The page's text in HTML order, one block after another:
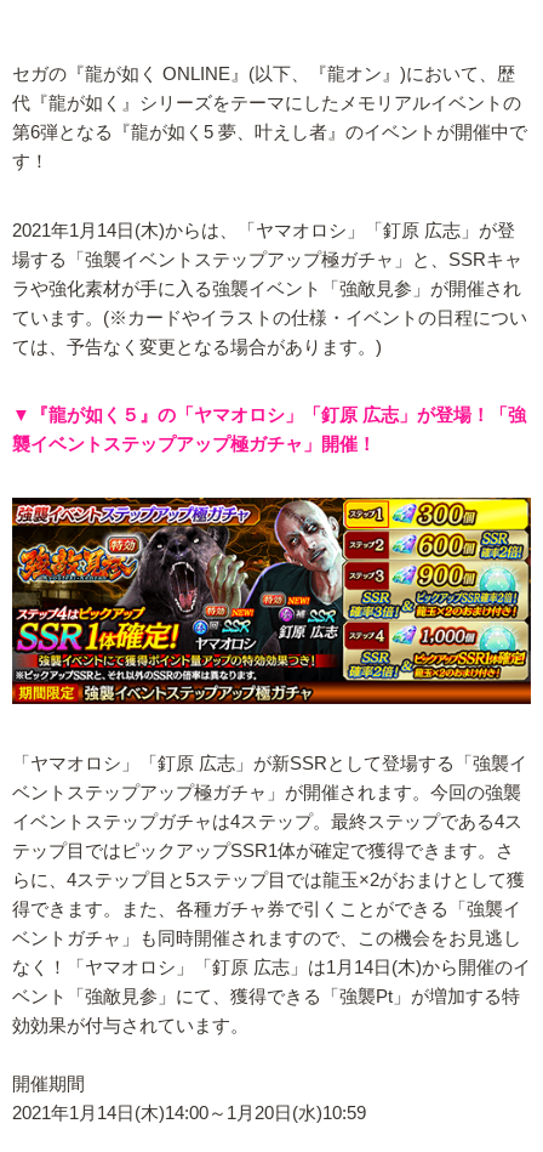
セガの『龍が如く ONLINE』(以下、『龍オン』)において、歴
代『龍が如く』シリーズをテーマにしたメモリアルイベントの
第6弾となる『龍が如く5 夢、叶えし者』のイベントが開催中で
す！
2021年1月14日(木)からは、「ヤマオロシ」「釘原 広志」が登
場する「強襲イベントステップアップ極ガチャ」と、SSRキャ
ラや強化素材が手に入る強襲イベント「強敵見参」が開催され
ています。(※カードやイラストの仕様・イベントの日程につい
ては、予告なく変更となる場合があります。)
▼『龍が如く５』の「ヤマオロシ」「釘原 広志」が登場！「強
襲イベントステップアップ極ガチャ」開催！
「ヤマオロシ」「釘原 広志」が新SSRとして登場する「強襲イ
ベントステップアップ極ガチャ」が開催されます。今回の強襲
イベントステップガチャは4ステップ。最終ステップである4ス
テップ目ではピックアップSSR1体が確定で獲得できます。さ
らに、4ステップ目と5ステップ目では龍玉×2がおまけとして獲
得できます。また、各種ガチャ券で引くことができる「強襲イ
ベントガチャ」も同時開催されますので、この機会をお見逃し
なく！「ヤマオロシ」「釘原 広志」は1月14日(木)から開催のイ
ベント「強敵見参」にて、獲得できる「強襲Pt」が増加する特
効効果が付与されています。
開催期間
2021年1月14日(木)14:00～1月20日(水)10:59